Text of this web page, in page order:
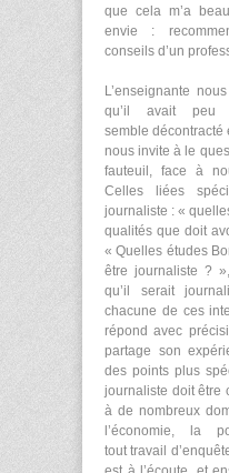
que cela m’a
envie :
conseils d’un
L’enseignante
qu’il avait peu
semble décontracté
nous invite à le
fauteuil, face à
Celles liées
journaliste : «
qualités que doit
« Quelles études
être journaliste ?
qu’il serait
chacune de ces
répond avec
partage son
des points plus
journaliste doit être
à de nombreux
l’économie, la
tout travail